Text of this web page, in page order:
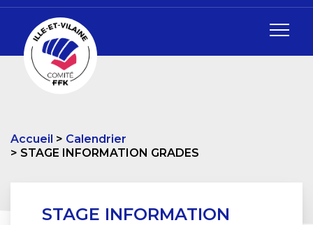
Accueil
Calendrier
STAGE INFORMATION GRADES
STAGE INFORMATION